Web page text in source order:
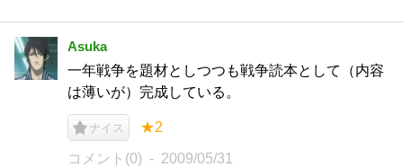
Asuka
一年戦争を題材としつつも戦争読本として（内容
は薄いが）完成している。
ナイス ★2
コメント(0) 2009/05/31